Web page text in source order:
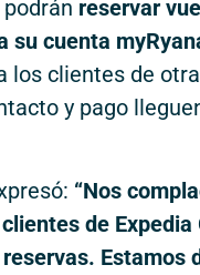
reservar
su cuenta
los clientes de
y pago
“Nos
de
Estamos